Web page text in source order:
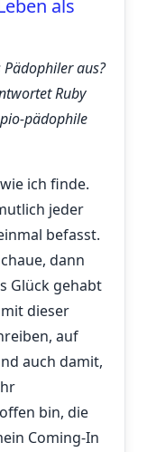
als
aus?
Ruby
pädophile
ich finde.
jeder
befasst.
dann
Glück gehabt
dieser
auf
auch damit,
bin, die
Coming-In